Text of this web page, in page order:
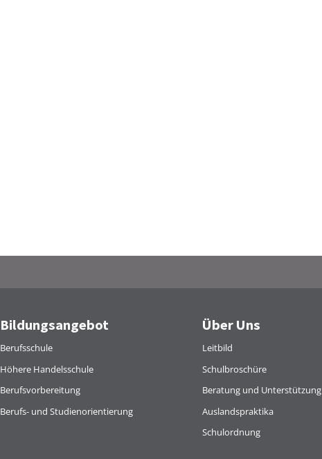
Bildungsangebot
Berufsschule
Höhere Handelsschule
Berufsvorbereitung
Berufs- und Studienorientierung
Über Uns
Leitbild
Schulbroschüre
Beratung und Unterstützung
Auslandspraktika
Schulordnung